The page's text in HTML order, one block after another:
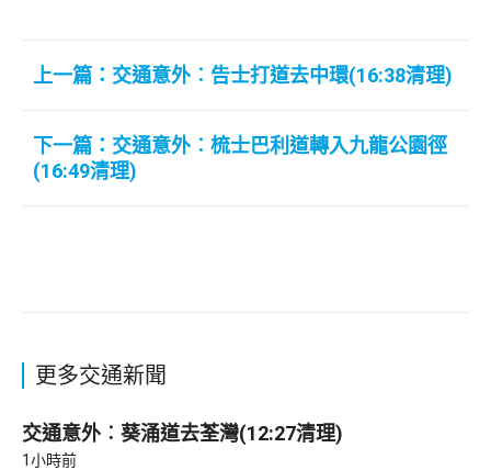
上一篇：交通意外︰告士打道去中環(16:38清理)
下一篇：交通意外︰梳士巴利道轉入九龍公園徑
(16:49清理)
更多交通新聞
交通意外︰葵涌道去荃灣(12:27清理)
1小時前